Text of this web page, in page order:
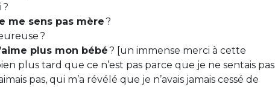
?
me sens pas mère?
?
plus mon bébé? [un immense merci à cette
plus tard que ce n’est pas parce que je ne sentais pas
pas, qui m’a révélé que je n’avais jamais cessé de